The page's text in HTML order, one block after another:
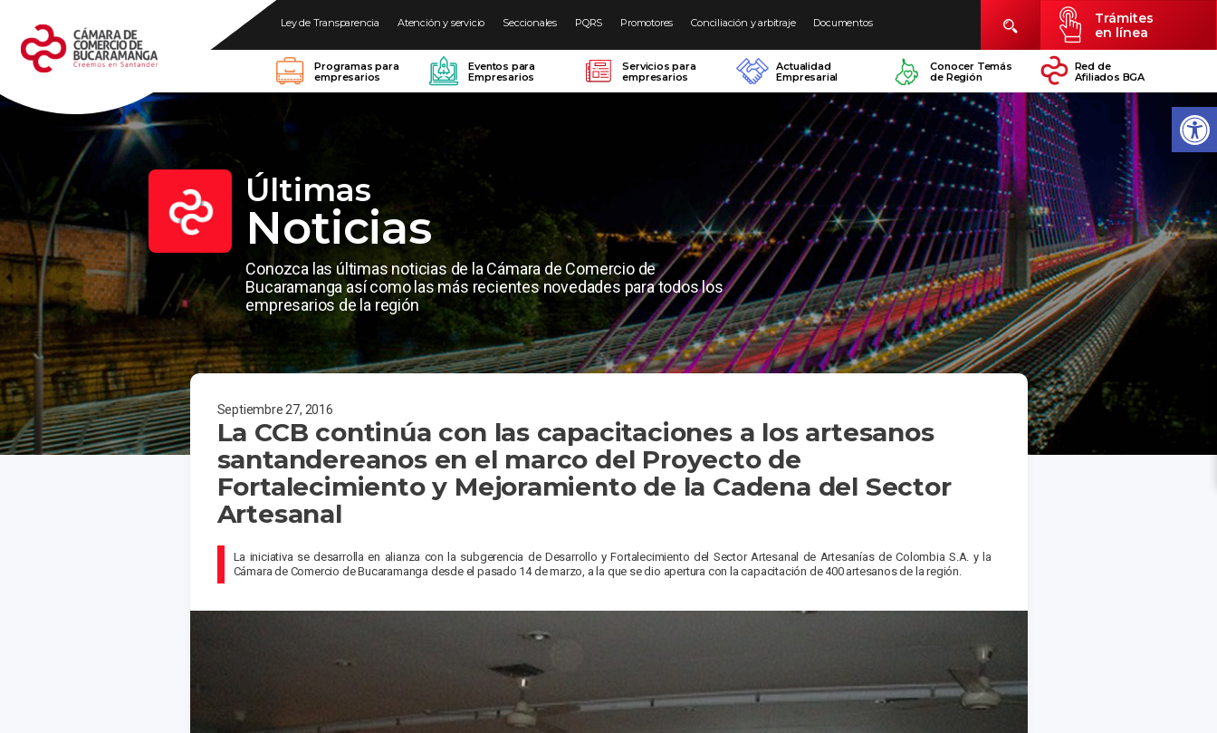
Ley de Transparencia Atención y servicio Seccionales PQRS Promotores Conciliación y arbitraje Documentos
Trámites
en línea
Programas para
empresarios
Eventos para
Empresarios
Servicios para
empresarios
Actualidad
Empresarial
Conocer Temás
de Región
Red de
Afiliados BGA
Últimas
Noticias
Conozca las últimas noticias de la Cámara de Comercio de
Bucaramanga así como las más recientes novedades para todos los
empresarios de la región
Septiembre 27, 2016
La CCB continúa con las capacitaciones a los artesanos
santandereanos en el marco del Proyecto de
Fortalecimiento y Mejoramiento de la Cadena del Sector
Artesanal
La iniciativa se desarrolla en alianza con la subgerencia de Desarrollo y Fortalecimiento del Sector Artesanal de Artesanías de Colombia S.A. y la
Cámara de Comercio de Bucaramanga desde el pasado 14 de marzo, a la que se dio apertura con la capacitación de 400 artesanos de la región.